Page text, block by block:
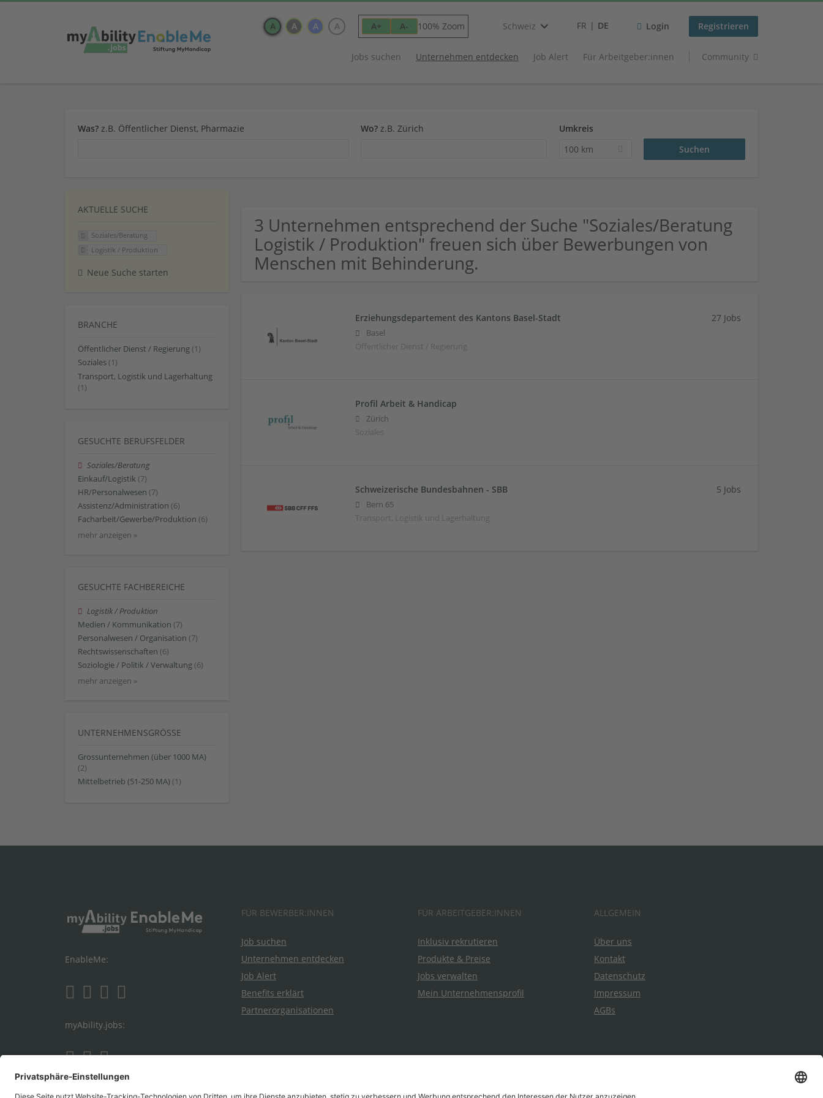
A A A A A+ A- 100% Zoom Schweiz FR DE Login Registrieren
Jobs suchen Unternehmen entdecken Job Alert Für Arbeitgeber:innen Community
Was? z.B. Öffentlicher Dienst, Pharmazie Wo? z.B. Zürich
Umkreis
100 km
AKTUELLE SUCHE
Soziales/Beratung
Logistik / Produktion
Neue Suche starten
BRANCHE
Öffentlicher Dienst / Regierung (1)
Soziales (1)
Transport, Logistik und Lagerhaltung
(1)
GESUCHTE BERUFSFELDER
Soziales/Beratung
Einkauf/Logistik (7)
HR/Personalwesen (7)
Assistenz/Administration (6)
Facharbeit/Gewerbe/Produktion (6)
mehr anzeigen »
GESUCHTE FACHBEREICHE
Logistik / Produktion
Medien / Kommunikation (7)
Personalwesen / Organisation (7)
Rechtswissenschaften (6)
Soziologie / Politik / Verwaltung (6)
mehr anzeigen »
UNTERNEHMENSGRÖSSE
Grossunternehmen (über 1000 MA)
(2)
Mittelbetrieb (51-250 MA) (1)
3 Unternehmen entsprechend der Suche "Soziales/Beratung
Logistik / Produktion" freuen sich über Bewerbungen von
Menschen mit Behinderung.
Erziehungsdepartement des Kantons Basel-Stadt
Basel
Öffentlicher Dienst / Regierung
27 Jobs
Profil Arbeit & Handicap
Zürich
Soziales
Schweizerische Bundesbahnen - SBB
Bern 65
Transport, Logistik und Lagerhaltung
5 Jobs
EnableMe:
myAbility.jobs:
FÜR BEWERBER:INNEN
Job suchen
Unternehmen entdecken
Job Alert
Benefits erklärt
Partnerorganisationen
FÜR ARBEITGEBER:INNEN
Inklusiv rekrutieren
Produkte & Preise
Jobs verwalten
Mein Unternehmensprofil
ALLGEMEIN
Über uns
Kontakt
Datenschutz
Impressum
AGBs